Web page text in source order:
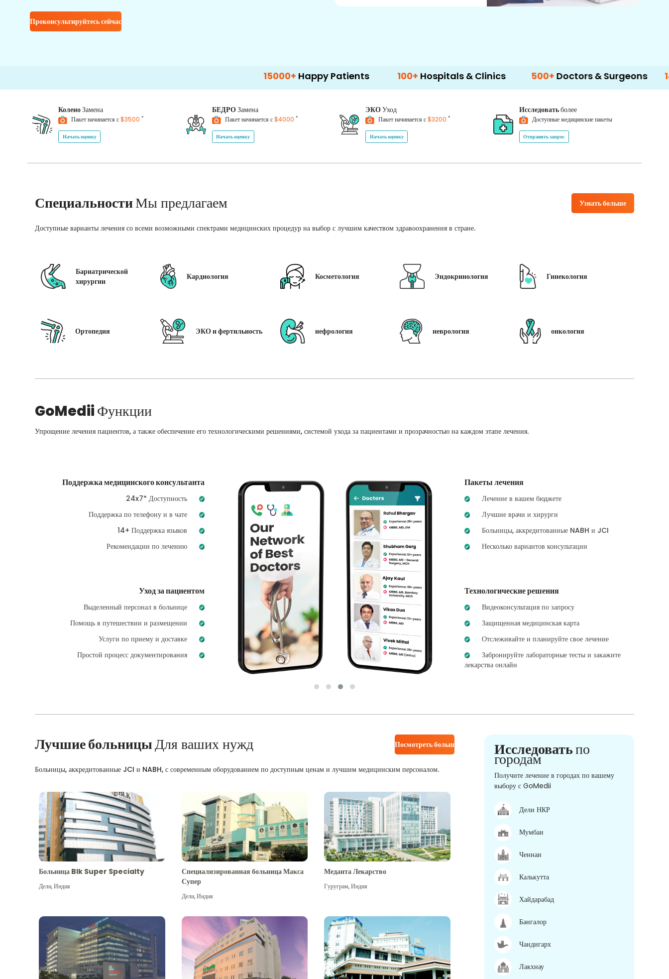
Проконсультируйтесь сейчас
Happy Patients 100+ Hospitals & Clinics 500+ Doctors & Surgeons 14+
КоленоЗамена
Пакет начинается с$3500 *
Начать оценку
БЕДРОЗамена
Пакет начинается с$4000 *
Начать оценку
ЭКОУход
Пакет начинается с$3200 *
Начать оценку
Исследоватьболее
Доступные медицинские пакеты
Отправить запрос
СпециальностиМы предлагаем Узнать больше
Доступные варианты лечения со всеми возможными спектрами медицинских процедур на выбор с лучшим качеством здравоохранения в стране.
Бариатрической
хирургии
Кардиология Косметология Эндокринология Гинекология
Ортопедия ЭКО и фертильность нефрология неврология онкология
GoMediiФункции
Упрощение лечения пациентов, а также обеспечение его технологическими решениями, системой ухода за пациентами и прозрачностью на каждом этапе лечения.
Поддержка медицинского консультанта
24x7* Доступность
Поддержка по телефону и в чате
14+ Поддержка языков
Рекомендации по лечению
Уход за пациентом
Выделенный персонал в больнице
Помощь в путешествии и размещении
Услуги по приему и доставке
Простой процесс документирования
Пакеты лечения
Лечение в вашем бюджете
Лучшие врачи и хирурги
Больницы, аккредитованные NABH и JCI
Несколько вариантов консультации
Технологические решения
Видеоконсультация по запросу
Защищенная медицинская карта
Отслеживайте и планируйте свое лечение
Забронируйте лабораторные тесты и закажите
лекарства онлайн
Лучшие больницыДля ваших нужд Посмотреть больше
Больницы, аккредитованные JCI и NABH, с современным оборудованием по доступным ценам и лучшим медицинским персоналом.
Больница Blk Super Specialty
Дели,Индия
Специализированная больница Макса
Супер
Дели,Индия
Меданта Лекарство
Гуруграм,Индия
Исследоватьпо
городам
Получите лечение в городах по вашему
выбору с GoMedii
Дели НКР
Мумбаи
Ченнаи
Калькутта
Хайдарабад
Бангалор
Чандигарх
Лакхнау